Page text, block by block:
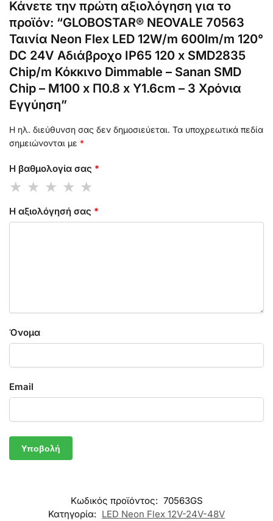
Κάνετε την πρώτη αξιολόγηση για το
προϊόν: “GLOBOSTAR® NEOVALE 70563
Ταινία Neon Flex LED 12W/m 600lm/m 120°
DC 24V Αδιάβροχο IP65 120 x SMD2835
Chip/m Κόκκινο Dimmable – Sanan SMD
Chip – Μ100 x Π0.8 x Υ1.6cm – 3 Χρόνια
Εγγύηση”
Η ηλ. διεύθυνση σας δεν δημοσιεύεται. Τα υποχρεωτικά πεδία
σημειώνονται με *
Η βαθμολογία σας *
Η αξιολόγησή σας *
Όνομα
Email
Κωδικός προϊόντος: 70563GS
Κατηγορία: LED Neon Flex 12V-24V-48V